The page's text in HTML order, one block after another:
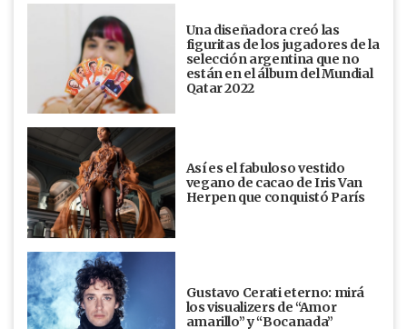
Una diseñadora creó las
figuritas de los jugadores de la
selección argentina que no
están en el álbum del Mundial
Qatar 2022
Así es el fabuloso vestido
vegano de cacao de Iris Van
Herpen que conquistó París
Gustavo Cerati eterno: mirá
los visualizers de “Amor
amarillo” y “Bocanada”